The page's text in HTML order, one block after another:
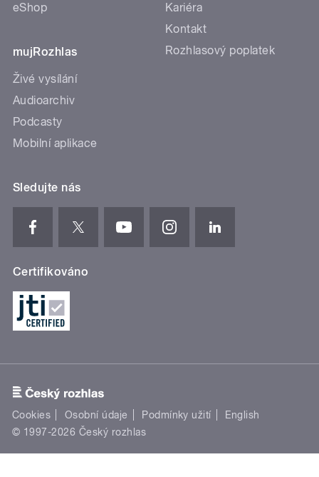
eShop
mujRozhlas
Živé vysílání
Audioarchiv
Podcasty
Mobilní aplikace
Kariéra
Kontakt
Rozhlasový poplatek
Sledujte nás
Certifikováno
Cookies Osobní údaje Podmínky užití
English
© 1997-2026 Český rozhlas